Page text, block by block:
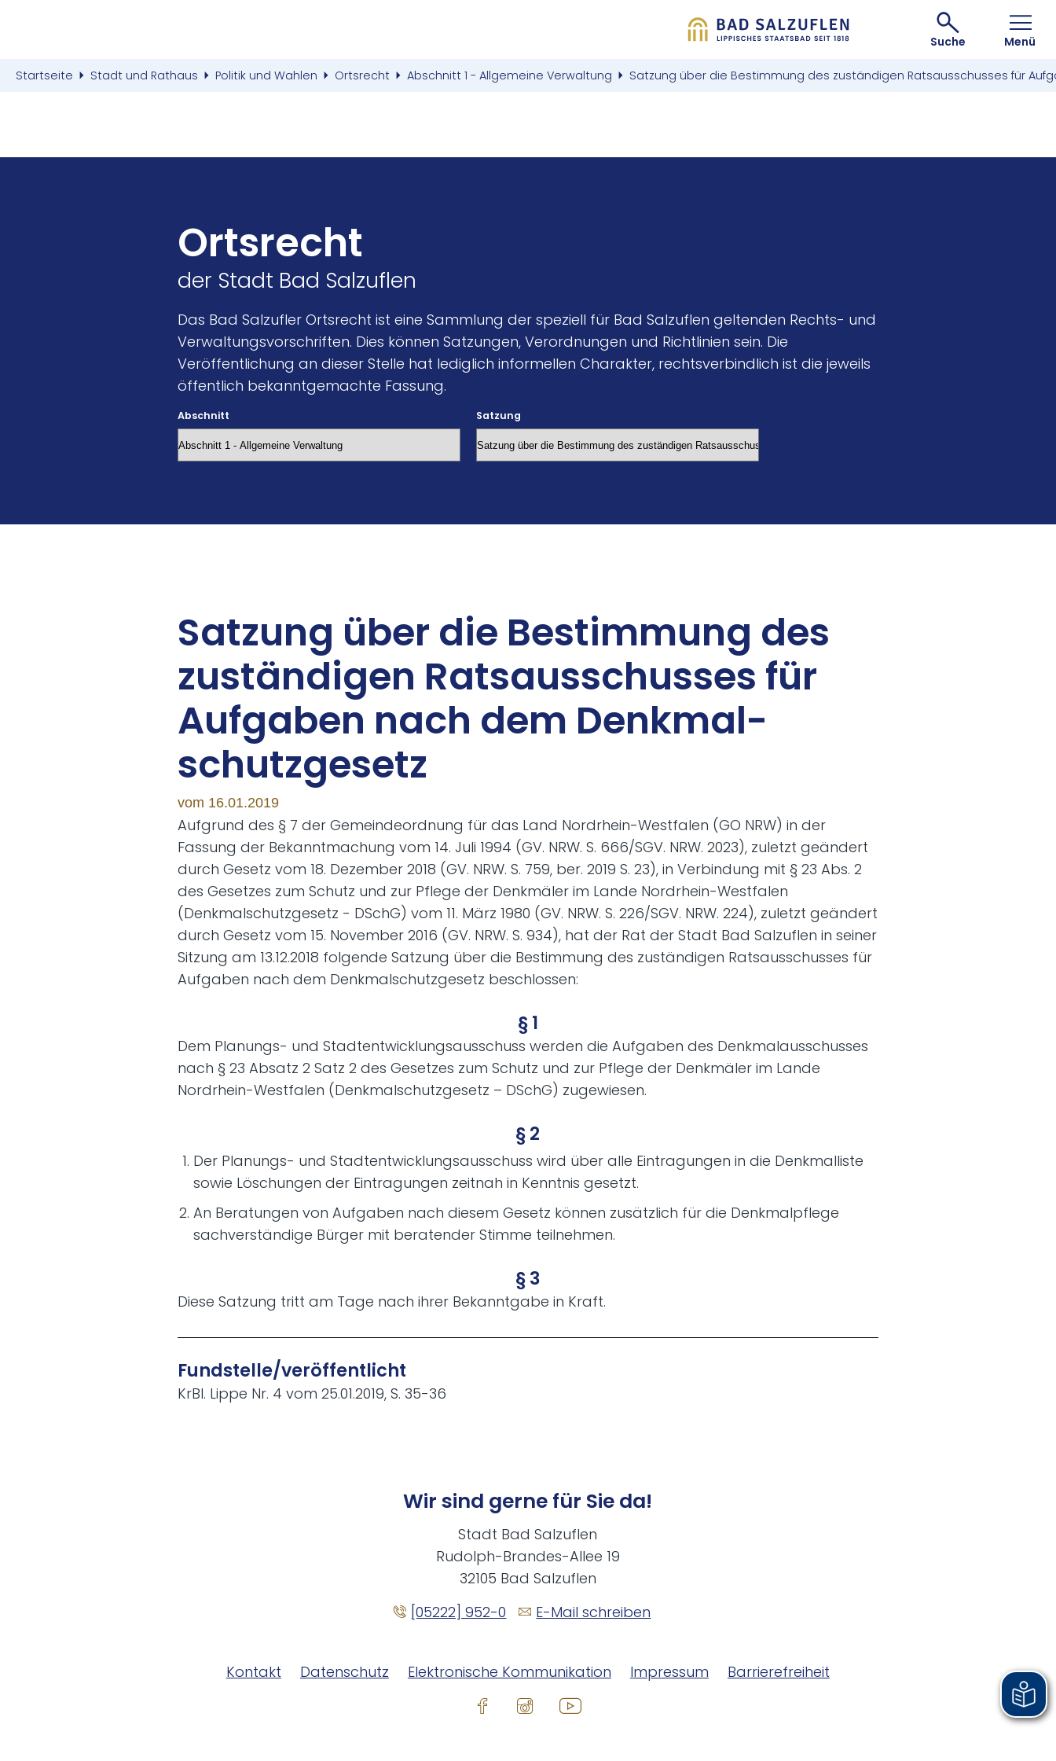
Suche Menü
Startseite Stadt und Rathaus Politik und Wahlen Ortsrecht Abschnitt 1 - Allgemeine Verwaltung Satzung über die Bestimmung des zuständigen Ratsausschusses für
Ortsrecht
der Stadt Bad Salzuflen
Das Bad Salzufler Ortsrecht ist eine Sammlung der speziell für Bad Salzuflen geltenden Rechts- und
Verwaltungsvorschriften. Dies können Satzungen, Verordnungen und Richtlinien sein. Die
Veröffentlichung an dieser Stelle hat lediglich informellen Charakter, rechtsverbindlich ist die jeweils
öffentlich bekanntgemachte Fassung.
Abschnitt Satzung
Sat­zung über die Be­stim­mung des
zu­stän­di­gen Rats­aus­schus­ses für
Auf­ga­ben nach dem Denk­mal­
schutz­ge­setz
vom 16.01.2019
Aufgrund des § 7 der Gemeindeordnung für das Land Nordrhein-Westfalen (GO NRW) in der
Fassung der Bekanntmachung vom 14. Juli 1994 (GV. NRW. S. 666/SGV. NRW. 2023), zuletzt geändert
durch Gesetz vom 18. Dezember 2018 (GV. NRW. S. 759, ber. 2019 S. 23), in Verbindung mit § 23 Abs. 2
des Gesetzes zum Schutz und zur Pflege der Denkmäler im Lande Nordrhein-Westfalen
(Denkmalschutzgesetz - DSchG) vom 11. März 1980 (GV. NRW. S. 226/SGV. NRW. 224), zuletzt geändert
durch Gesetz vom 15. November 2016 (GV. NRW. S. 934), hat der Rat der Stadt Bad Salzuflen in seiner
Sitzung am 13.12.2018 folgende Satzung über die Bestimmung des zuständigen Ratsausschusses für
Aufgaben nach dem Denkmalschutzgesetz beschlossen:
§ 1
Dem Planungs- und Stadtentwicklungsausschuss werden die Aufgaben des Denkmalausschusses
nach § 23 Absatz 2 Satz 2 des Gesetzes zum Schutz und zur Pflege der Denkmäler im Lande
Nordrhein-Westfalen (Denkmalschutzgesetz – DSchG) zugewiesen.
§ 2
Der Planungs- und Stadtentwicklungsausschuss wird über alle Eintragungen in die Denkmalliste
sowie Löschungen der Eintragungen zeitnah in Kenntnis gesetzt.
An Beratungen von Aufgaben nach diesem Gesetz können zusätzlich für die Denkmalpflege
sachverständige Bürger mit beratender Stimme teilnehmen.
§ 3
Diese Satzung tritt am Tage nach ihrer Bekanntgabe in Kraft.
Fundstelle/veröffentlicht
KrBl. Lippe Nr. 4 vom 25.01.2019, S. 35-36
Wir sind gerne für Sie da!
Stadt Bad Salzuflen
Rudolph-Brandes-Allee 19
32105 Bad Salzuflen
[05222] 952-0
E-Mail schreiben
Kontakt Datenschutz Elektronische Kommunikation Impressum Barrierefreiheit